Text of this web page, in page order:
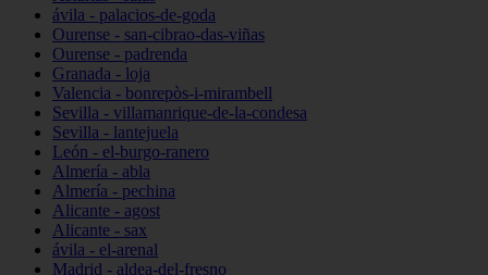
ávila - palacios-de-goda
Ourense - san-cibrao-das-viñas
Ourense - padrenda
Granada - loja
Valencia - bonrepòs-i-mirambell
Sevilla - villamanrique-de-la-condesa
Sevilla - lantejuela
León - el-burgo-ranero
Almería - abla
Almería - pechina
Alicante - agost
Alicante - sax
ávila - el-arenal
Madrid - aldea-del-fresno